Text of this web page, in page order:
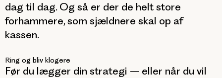
dag til dag. Og så er der de helt store
forhammere, som sjældnere skal op af
kassen.
Ring og bliv klogere
Før du lægger din strategi – eller når du vil